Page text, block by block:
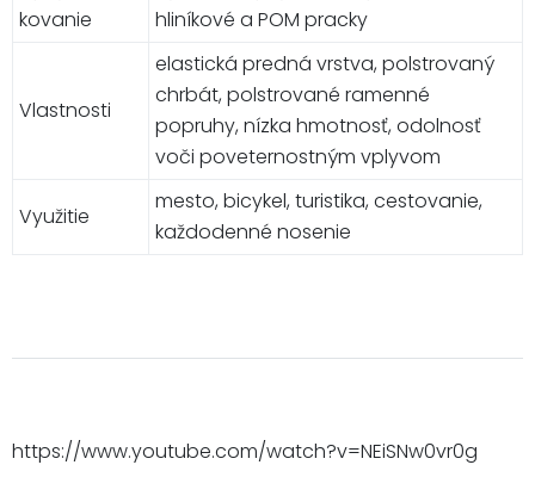
kovanie
hliníkové a POM pracky
Vlastnosti
elastická predná vrstva, polstrovaný
chrbát, polstrované ramenné
popruhy, nízka hmotnosť, odolnosť
voči poveternostným vplyvom
Využitie
mesto, bicykel, turistika, cestovanie,
každodenné nosenie
https://www.youtube.com/watch?v=NEiSNw0vr0g